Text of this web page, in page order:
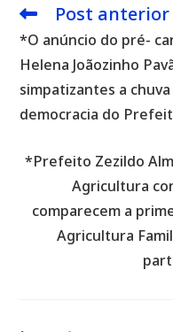
Leia
artigos
Post anterior
*O anúncio do pré-
Helena Joãozinho
simpatizantes a
democracia do
*Prefeito Zezildo
Agricultura
comparecem a
Agricultura